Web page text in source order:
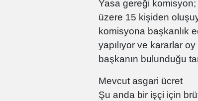
Yasa gereği
üzere 15 kişiden
komisyona başkanlık
yapılıyor ve kararlar
başkanın bulunduğu
Mevcut asgari ücret
Şu anda bir işçi için